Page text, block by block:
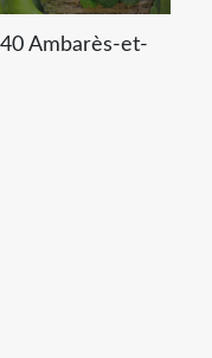
Ambarès-et-